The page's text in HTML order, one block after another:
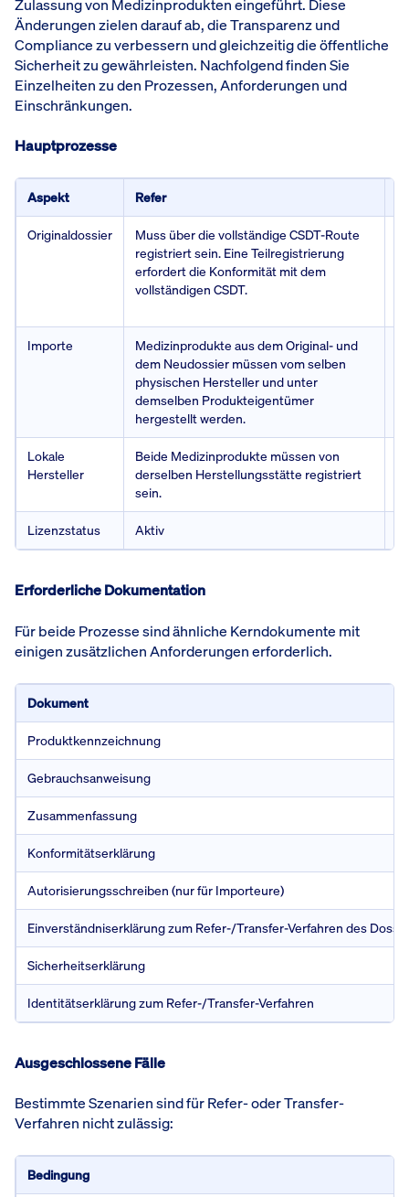
Zulassung von Medizinprodukten eingeführt. Diese
Änderungen zielen darauf ab, die Transparenz und
Compliance zu verbessern und gleichzeitig die öffentliche
Sicherheit zu gewährleisten. Nachfolgend finden Sie
Einzelheiten zu den Prozessen, Anforderungen und
Einschränkungen.
Hauptprozesse
Aspekt Refer
Originaldossier
Muss über die vollständige CSDT-Route
registriert sein. Eine Teilregistrierung
erfordert die Konformität mit dem
vollständigen CSDT.
Importe
Medizinprodukte aus dem Original- und
dem Neudossier müssen vom selben
physischen Hersteller und unter
demselben Produkteigentümer
hergestellt werden.
Lokale
Hersteller
Beide Medizinprodukte müssen von
derselben Herstellungsstätte registriert
sein.
Lizenzstatus Aktiv
Erforderliche Dokumentation
Für beide Prozesse sind ähnliche Kerndokumente mit
einigen zusätzlichen Anforderungen erforderlich.
Dokument
Produktkennzeichnung
Gebrauchsanweisung
Zusammenfassung
Konformitätserklärung
Autorisierungsschreiben (nur für Importeure)
Einverständniserklärung zum Refer-/Transfer-Verfahren des
Sicherheitserklärung
Identitätserklärung zum Refer-/Transfer-Verfahren
Ausgeschlossene Fälle
Bestimmte Szenarien sind für Refer- oder Transfer-
Verfahren nicht zulässig:
Bedingung